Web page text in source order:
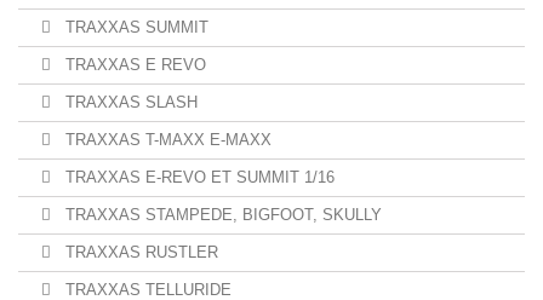
TRAXXAS SUMMIT
TRAXXAS E REVO
TRAXXAS SLASH
TRAXXAS T-MAXX E-MAXX
TRAXXAS E-REVO ET SUMMIT 1/16
TRAXXAS STAMPEDE, BIGFOOT, SKULLY
TRAXXAS RUSTLER
TRAXXAS TELLURIDE